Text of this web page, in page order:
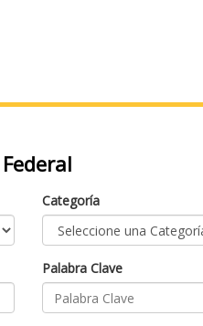
Categoría
Palabra Clave